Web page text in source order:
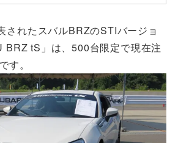
されたスバルBRZのSTIバージョ
BRZ tS」は、500台限定で現在注
す。